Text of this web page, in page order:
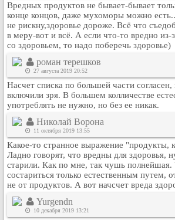
Вредных продуктов не бывает-бывает
конце концов, даже мухоморы можно
не рискну,здоровье дороже. Всё что
в меру-вот и всё. А если что-то вредно из-
со здоровьем, то надо поберечь здоровье)
роман терешков
27 августа 2019 20:52
Насчет списка по большей части согласен,
включили зря. В большем колличестве
употреблять не нужно, но без ее никак.
Николай Ворона
11 октября 2019 13:55
Какое-то странное выражение "продукты,
Ладно говорят, что вредны для здоровья,
старили. Как по мне, так чушь полнейшая.
состариться только естественным путем,
не от продуктов. А вот начсчет вреда
Yurgendn
10 декабря 2019 13:21